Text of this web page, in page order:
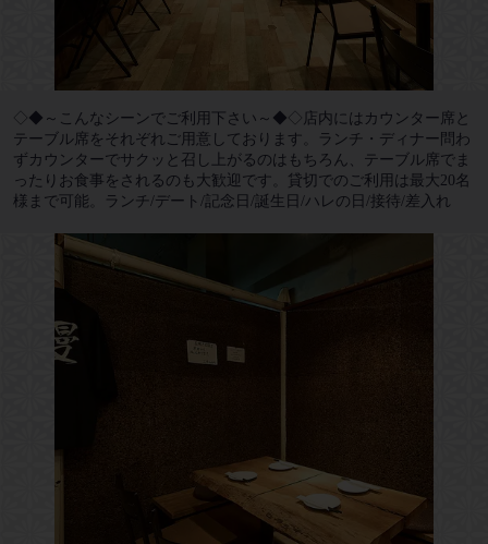
◇◆～こんなシーンでご利用下さい～◆◇店内にはカウンター席と
テーブル席をそれぞれご用意しております。ランチ・ディナー問わ
ずカウンターでサクッと召し上がるのはもちろん、テーブル席でま
ったりお食事をされるのも大歓迎です。貸切でのご利用は最大20名
様まで可能。ランチ/デート/記念日/誕生日/ハレの日/接待/差入れ